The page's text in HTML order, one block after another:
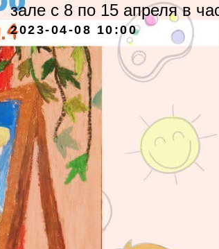
зале с 8 по 15 апреля в
2023-04-08 10:00